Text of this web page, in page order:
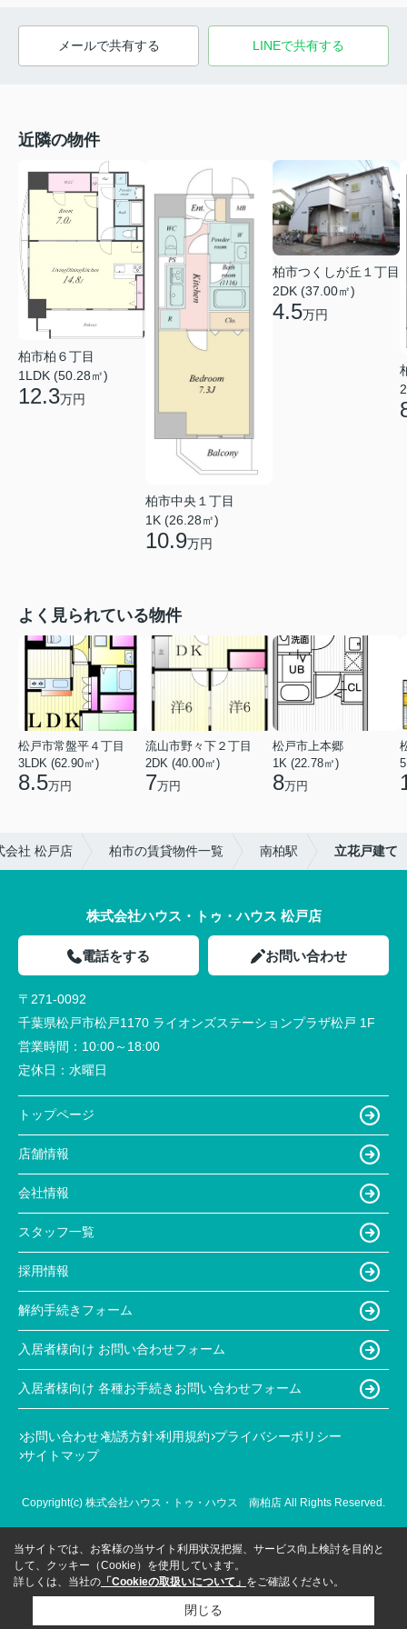
メールで共有する LINEで共有する
近隣の物件
柏市柏６丁目
1LDK (50.28㎡)
12.3万円
柏市中央１丁目
1K (26.28㎡)
10.9万円
柏市つくしが丘１丁目
2DK (37.00㎡)
4.5万円
よく見られている物件
松戸市常盤平４丁目
3LDK (62.90㎡)
8.5万円
流山市野々下２丁目
2DK (40.00㎡)
7万円
松戸市上本郷
1K (22.78㎡)
8万円
会社 松戸店 柏市の賃貸物件一覧 南柏駅 立花戸建て
株式会社ハウス・トゥ・ハウス 松戸店
電話をする お問い合わせ
〒271-0092
千葉県松戸市松戸1170 ライオンズステーションプラザ松戸 1F
営業時間： 10:00～18:00
定休日： 水曜日
トップページ
店舗情報
会社情報
スタッフ一覧
採用情報
解約手続きフォーム
入居者様向け お問い合わせフォーム
入居者様向け 各種お手続きお問い合わせフォーム
お問い合わせ 勧誘方針 利用規約 プライバシーポリシー
サイトマップ
Copyright(c) 株式会社ハウス・トゥ・ハウス 南柏店 All Rights Reserved.
当サイトでは、お客様の当サイト利用状況把握、サービス向上検討を目的と
して、クッキー（Cookie）を使用しています。
詳しくは、当社の 「Cookieの取扱いについて」 をご確認ください。
閉じる